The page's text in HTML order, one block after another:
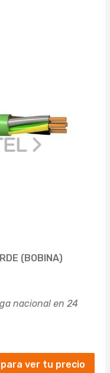
(BOBINA)
nacional en 24
para ver tu precio